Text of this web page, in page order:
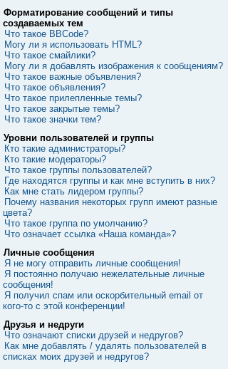
Форматирование сообщений и типы
создаваемых тем
Что такое BBCode?
Могу ли я использовать HTML?
Что такое смайлики?
Могу ли я добавлять изображения к сообщениям?
Что такое важные объявления?
Что такое объявления?
Что такое прилепленные темы?
Что такое закрытые темы?
Что такое значки тем?
Уровни пользователей и группы
Кто такие администраторы?
Кто такие модераторы?
Что такое группы пользователей?
Где находятся группы и как мне вступить в них?
Как мне стать лидером группы?
Почему названия некоторых групп имеют разные
цвета?
Что такое группа по умолчанию?
Что означает ссылка «Наша команда»?
Личные сообщения
Я не могу отправить личные сообщения!
Я постоянно получаю нежелательные личные
сообщения!
Я получил спам или оскорбительный email от
кого-то с этой конференции!
Друзья и недруги
Что означают списки друзей и недругов?
Как мне добавлять / удалять пользователей в
списках моих друзей и недругов?